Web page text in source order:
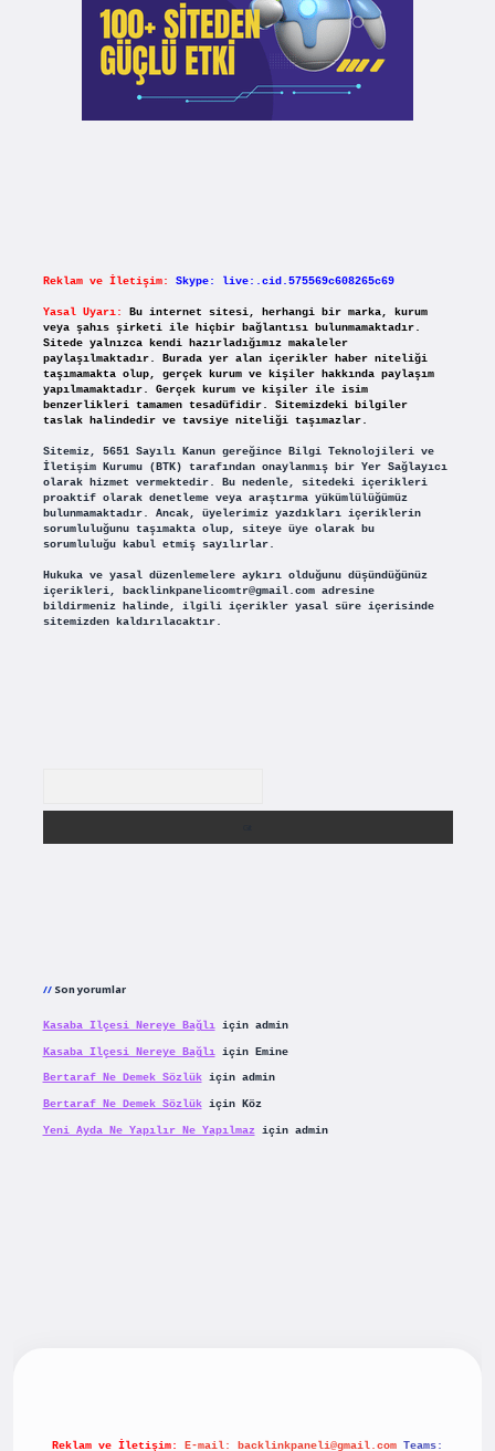
Reklam ve İletişim: Skype: live:.cid.575569c608265c69
Yasal Uyarı:
Bu internet sitesi, herhangi bir marka, kurum
veya şahıs şirketi ile hiçbir bağlantısı bulunmamaktadır.
Sitede yalnızca kendi hazırladığımız makaleler
paylaşılmaktadır. Burada yer alan içerikler haber niteliği
taşımamakta olup, gerçek kurum ve kişiler hakkında paylaşım
yapılmamaktadır. Gerçek kurum ve kişiler ile isim
benzerlikleri tamamen tesadüfidir. Sitemizdeki bilgiler
taslak halindedir ve tavsiye niteliği taşımazlar.
Sitemiz, 5651 Sayılı Kanun gereğince Bilgi Teknolojileri ve
İletişim Kurumu (BTK) tarafından onaylanmış bir Yer Sağlayıcı
olarak hizmet vermektedir. Bu nedenle, sitedeki içerikleri
proaktif olarak denetleme veya araştırma yükümlülüğümüz
bulunmamaktadır. Ancak, üyelerimiz yazdıkları içeriklerin
sorumluluğunu taşımakta olup, siteye üye olarak bu
sorumluluğu kabul etmiş sayılırlar.
Hukuka ve yasal düzenlemelere aykırı olduğunu düşündüğünüz
içerikleri, backlinkpanelicomtr@gmail.comadresine
bildirmeniz halinde, ilgili içerikler yasal süre içerisinde
sitemizden kaldırılacaktır.
Son yorumlar
Kasaba Ilçesi Nereye Bağlıiçin admin
Kasaba Ilçesi Nereye Bağlıiçin Emine
Bertaraf Ne Demek Sözlükiçin admin
Bertaraf Ne Demek Sözlükiçin Köz
Yeni Ayda Ne Yapılır Ne Yapılmaziçin admin
Reklam ve İletişim: E-mail: backlinkpaneli@gmail.com Teams: